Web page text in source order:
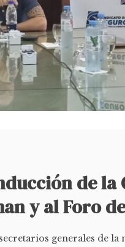
de la
y al Foro
generales de la